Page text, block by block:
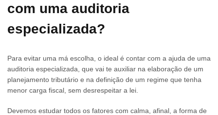
com uma auditoria
especializada?
Para evitar uma má escolha, o ideal é contar com a ajuda de uma
auditoria especializada, que vai te auxiliar na elaboração de um
planejamento tributário e na definição de um regime que tenha
menor carga fiscal, sem desrespeitar a lei.
Devemos estudar todos os fatores com calma, afinal, a forma de